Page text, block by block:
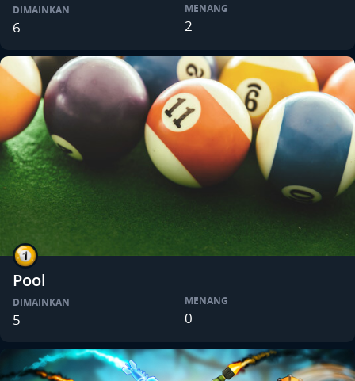
DIMAINKAN
6
MENANG
2
Pool
DIMAINKAN
5
MENANG
0